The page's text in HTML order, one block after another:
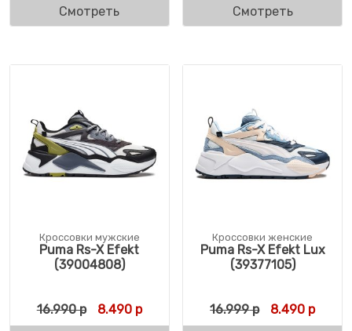
Смотреть Смотреть
Кроссовки мужские
Puma Rs-X Efekt
(39004808)
16.990р Первоначальная цена составляла 16.990
8.490рТекущая цена: 8.490 р.
Кроссовки женские
Puma Rs-X Efekt Lux
(39377105)
16.999р 8.490 р